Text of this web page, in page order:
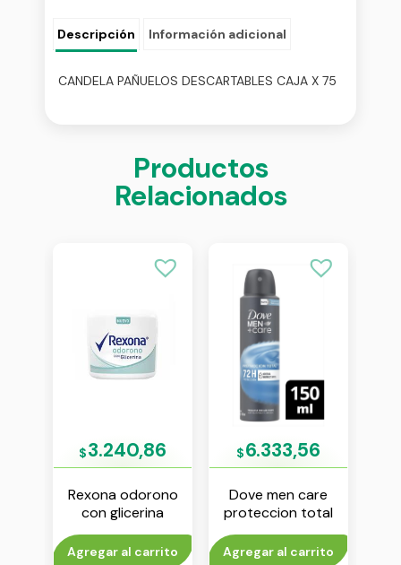
Descripción Información adicional
CANDELA PAÑUELOS DESCARTABLES CAJA X 75
Productos
Relacionados
$3.240,86
Rexona odorono
con glicerina
antitranspirante en
crema x 60 g
Agregar al carrito
$6.333,56
Dove men care
proteccion total
antitranspirante en
aerosol x 150 ml
Agregar al carrito